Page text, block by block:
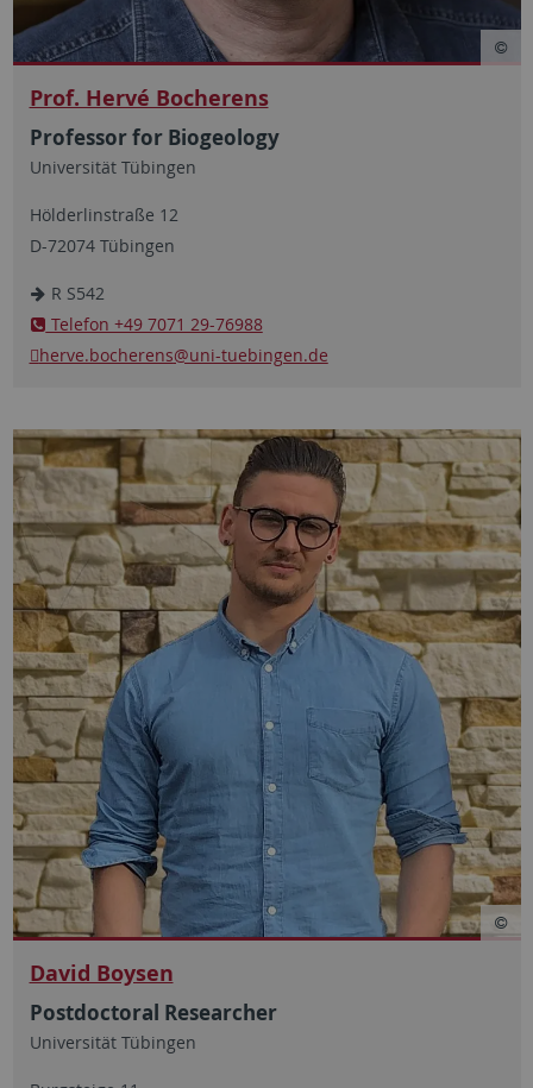
Prof. Hervé Bocherens
Professor for Biogeology
Universität Tübingen
Hölderlinstraße 12
D-72074 Tübingen
R S542
Telefon +49 7071 29-76988
herve.bocherens@uni-tuebingen.de
David Boysen
Postdoctoral Researcher
Universität Tübingen